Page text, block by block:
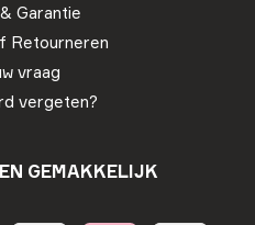
Garantie
Retourneren
vraag
vergeten?
GEMAKKELIJK